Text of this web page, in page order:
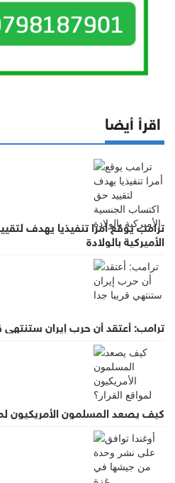
اقرأ أيضا
ترامب يوقع أمرا تنفيذيا يهدف
الأميركية بالولادة
ترامب: أعتقد أن حرب إيران ستنتهي
كيف يصعد المسلمون الأمريكيون